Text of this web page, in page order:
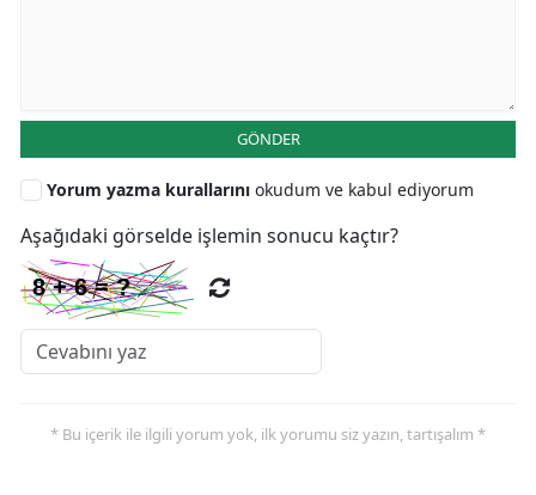
GÖNDER
Yorum yazma kurallarını okudum ve kabul ediyorum
Aşağıdaki görselde işlemin sonucu kaçtır?
* Bu içerik ile ilgili yorum yok, ilk yorumu siz yazın, tartışalım *